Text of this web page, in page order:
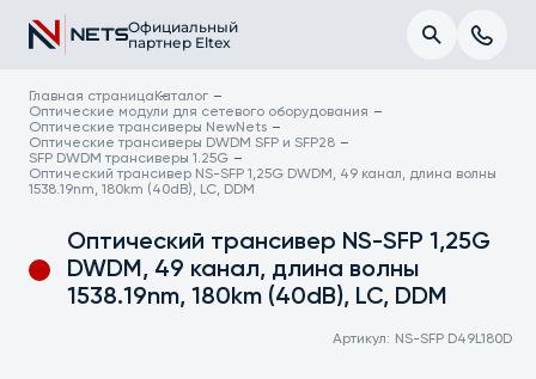
Официальный
партнер Eltex
Главная страница Каталог
Оптические модули для сетевого оборудования
Оптические трансиверы NewNets
Оптические трансиверы DWDM SFP и SFP28
SFP DWDM трансиверы 1.25G
Оптический трансивер NS-SFP 1,25G DWDM, 49 канал, длина волны
1538.19nm, 180km (40dB), LC, DDM
Оптический трансивер NS-SFP 1,25G
DWDM, 49 канал, длина волны
1538.19nm, 180km (40dB), LC, DDM
Артикул: NS-SFP D49L180D